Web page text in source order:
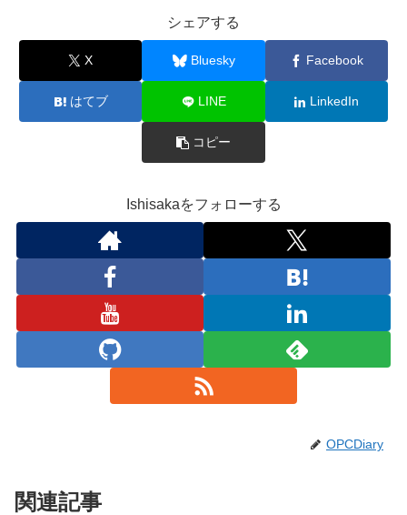
シェアする
X Bluesky Facebook
はてブ LINE LinkedIn
コピー
Ishisakaをフォローする
OPCDiary
関連記事